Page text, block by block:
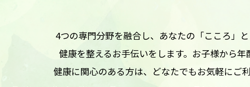
4つの専門分野を融合し、あなたの「こころ」
健康を整えるお手伝いをします。お子様から年
健康に関心のある方は、どなたでもお気軽にご